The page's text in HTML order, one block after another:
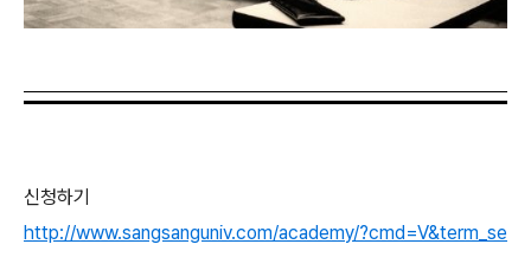
신청하기
http://www.sangsanguniv.com/academy/?cmd=V&term_se